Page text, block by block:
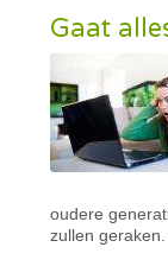
Gaat
oudere
zullen geraken.